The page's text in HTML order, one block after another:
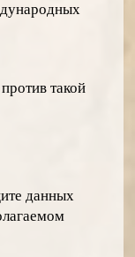
такой
данных